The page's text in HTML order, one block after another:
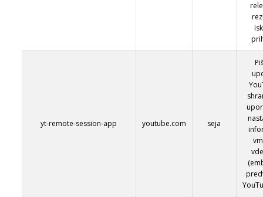
yt-remote-session-app youtube.com seja